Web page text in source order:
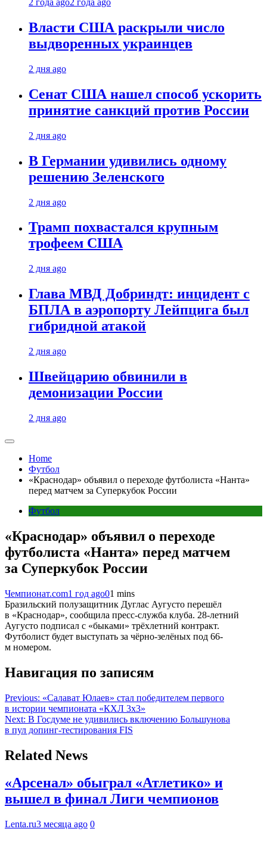
2 года ago2 года ago
Власти США раскрыли число
выдворенных украинцев
2 дня ago
Сенат США нашел способ ускорить
принятие санкций против России
2 дня ago
В Германии удивились одному
решению Зеленского
2 дня ago
Трамп похвастался крупным
трофеем США
2 дня ago
Глава МВД Добриндт: инцидент с
БПЛА в аэропорту Лейпцига был
гибридной атакой
2 дня ago
Швейцарию обвинили в
демонизации России
2 дня ago
Home
Футбол
«Краснодар» объявил о переходе футболиста «Нанта»
перед матчем за Суперкубок России
Футбол
«Краснодар» объявил о переходе
футболиста «Нанта» перед матчем
за Суперкубок России
Чемпионат.com1 год ago01 mins
Бразильский полузащитник Дуглас Аугусто перешёл
в «Краснодар», сообщила пресс-служба клуба. 28-летний
Аугусто подписал с «быками» трёхлетний контракт.
Футболист будет выступать за чёрно-зелёных под 66-
м номером.
Навигация по записям
Previous: «Салават Юлаев» стал победителем первого
в истории чемпионата «КХЛ 3х3»
Next: В Госдуме не удивились включению Большунова
в пул допинг-тестирования FIS
Related News
«Арсенал» обыграл «Атлетико» и
вышел в финал Лиги чемпионов
Lenta.ru3 месяца ago 0